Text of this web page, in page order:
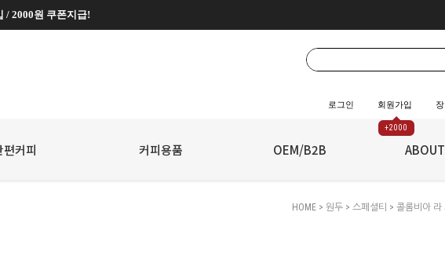
/ 2000원 쿠폰지급!
로그인 회원가입
+2000
편커피 커피용품 OEM/B2B
HOME> 원두> 스페셜티 > 콜롬비아 라